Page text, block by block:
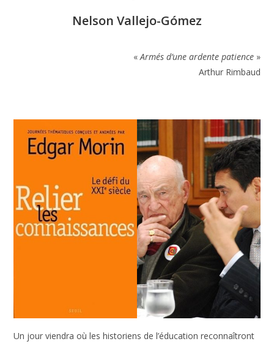
Nelson Vallejo-Gómez
«Armés d’une ardente patience »
Arthur Rimbaud
Un jour viendra où les historiens de l’éducation reconnaîtront